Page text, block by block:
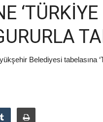
‘TÜRKİYE
Belediyesi tabelasına